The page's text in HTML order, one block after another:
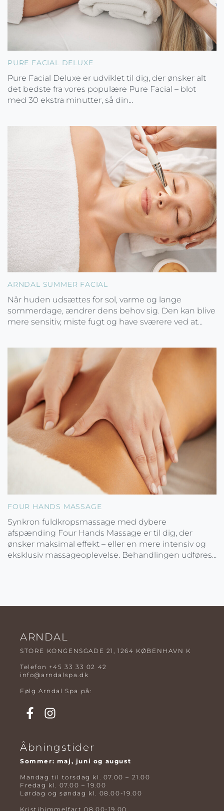
PURE FACIAL DELUXE
Pure Facial Deluxe er udviklet til dig, der ønsker alt
det bedste fra vores populære Pure Facial – blot
med 30 ekstra minutter, så din...
ARNDAL SUMMER FACIAL
Når huden udsættes for sol, varme og lange
sommerdage, ændrer dens behov sig. Den kan blive
mere sensitiv, miste fugt og have sværere ved at...
FOUR HANDS MASSAGE
Synkron fuldkropsmassage med dybere
afspænding Four Hands Massage er til dig, der
ønsker maksimal effekt – eller en mere intensiv og
eksklusiv massageoplevelse. Behandlingen udføres...
ARNDAL
STORE KONGENSGADE 21, 1264 KØBENHAVN K
Telefon +45 33 33 02 42
info@arndalspa.dk
Følg Arndal Spa på:
Åbningstider
Sommer: maj, juni og august
Mandag til torsdag kl. 07.00 – 21.00
Fredag kl. 07.00 – 19.00
Lørdag og søndag kl. 08.00-19.00
Kristihimmelfart 08.00-19.00